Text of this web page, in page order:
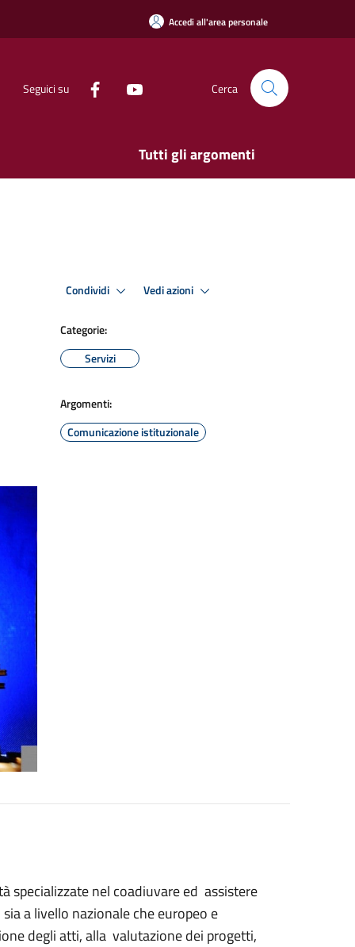
Accedi all'area personale
Seguici su Cerca
Tutti gli argomenti
Condividi Vedi azioni
Categorie:
Servizi
Argomenti:
Comunicazione istituzionale
specializzate nel coadiuvare ed assistere
a livello nazionale che europeo e
degli atti, alla valutazione dei progetti,